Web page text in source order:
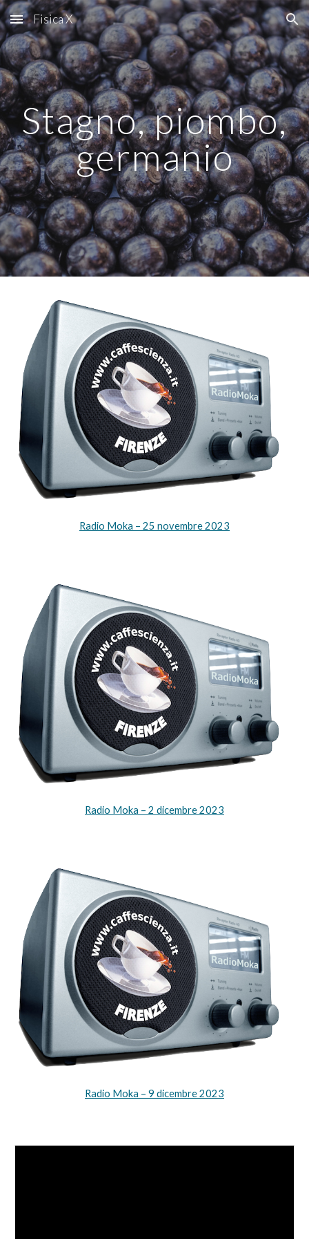
Skip to main content Skip to navigation
Fisica X
Stagno, piombo,
germanio
Radio Moka – 25 novembre 2023
Radio Moka – 2 dicembre2023
Radio Moka – 9 dicembre 2023